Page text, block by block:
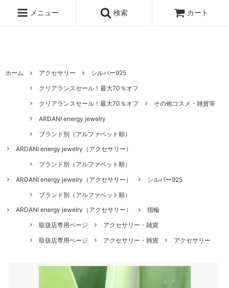
ノンケミカル日焼け止め、オーガニックコスメのオンライン通販ショッ
メニュー 検索 カート
ホーム アクセサリー
シルバー925
クリアランスセール！最大70％オフ
クリアランスセール！最大70％オフ
その他コスメ・雑貨等
ARDANI energy jewelry
ブランド別（アルファベット順）
ARDANI energy jewelry（アクセサリー）
ブランド別（アルファベット順）
ARDANI energy jewelry（アクセサリー）
シルバー925
ブランド別（アルファベット順）
ARDANI energy jewelry（アクセサリー）
指輪
取扱店専用ページ
アクセサリー・雑貨
取扱店専用ページ
アクセサリー・雑貨 アクセサリー